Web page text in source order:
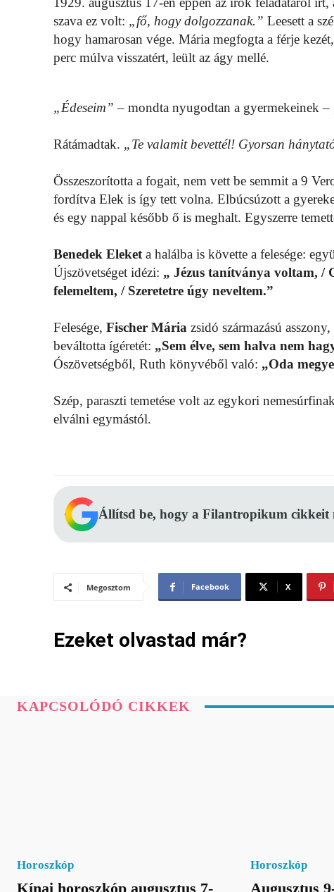
szava ez volt: „fő, hogy dolgozzanak.” Leesett a
hogy hamarosan vége. Mária megfogta a férje
perc múlva visszatért, leült az ágy mellé.
„Édeseim” – mondta nyugodtan a gyermekeinek –
Rátámadtak. „Te valamit bevettél! Gyorsan
Összeszorította a fogait, nem vett be semmit a 9
fordítva Elek is így tett volna. Elbúcsúzott a
és egy nappal később ő is meghalt. Egyszerre
Benedek Eleketa halálba is követte a felesége:
Újszövetséget idézi: „ Jézus tanítványa voltam, /
felemeltem, / Szeretetre úgy neveltem.”
Felesége, Fischer Mária zsidó származású
beváltotta ígéretét: „Sem élve, sem halva nem
Ószövetségből, Ruth könyvéből való: „Oda
Szép, paraszti temetése volt az egykori
elválni egymástól.
Állítsd be, hogy a Filantropikum cikkeit
Megosztom Facebook X
Ezeket olvastad már?
KAPCSOLÓDÓ CIKKEK
Horoszkóp
Kínai horoszkóp augusztus 7-
Horoszkóp
Augusztus